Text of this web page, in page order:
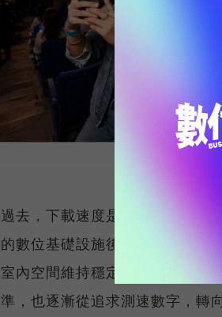
過去，下載速度是評價電信服務
的數位基礎設施後，消費者發現
室內空間維持穩定連線，即無法
準，也逐漸從追求測速數字，轉